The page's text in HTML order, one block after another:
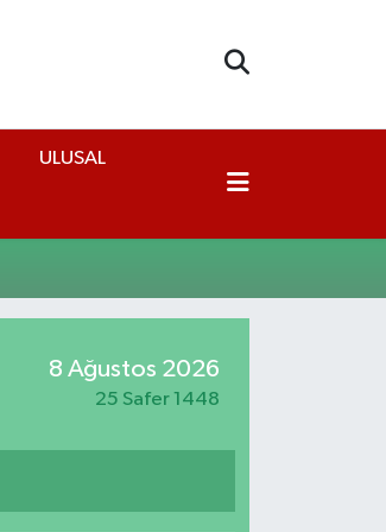
ULUSAL
8 Ağustos 2026
25 Safer 1448